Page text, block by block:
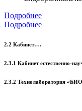
Подробнее
Подробнее
2.2 Кабинет….
2.3.1 Кабинет естественно-
2.3.2 Технолаборатория